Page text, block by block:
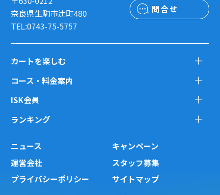
奈良県生駒市辻町480
TEL:0743-75-5757
問合せ
カートを楽しむ
コース・料金案内
ISK会員
ランキング
ニュース
キャンペーン
運営会社
スタッフ募集
プライバシーポリシー
サイトマップ